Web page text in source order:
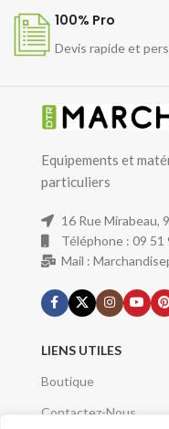
100% Pro
Devis rapide et
Equipements et
particuliers
16 Rue Mirabeau,
Téléphone : 09 51
Mail :
LIENS UTILES
Boutique
Contactez-Nous